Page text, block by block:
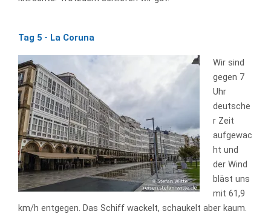
Tag 5 - La Coruna
Wir sind
gegen 7
Uhr
deutsche
r Zeit
aufgewac
ht und
der Wind
bläst uns
mit 61,9
km/h entgegen. Das Schiff wackelt, schaukelt aber kaum.